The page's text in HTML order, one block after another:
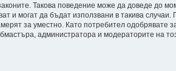
Такова поведение може да доведе до
и могат да бъдат използвани в такива случаи.
за уместно. Като потребител одобрявате
администратора и модераторите на